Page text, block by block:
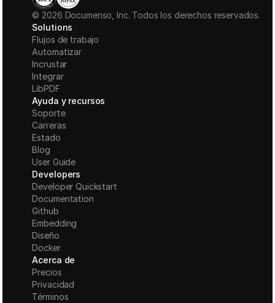
© 2026 Documenso, Inc. Todos los derechos reservados.
Solutions
Flujos de trabajo
Automatizar
Incrustar
Integrar
LibPDF
Ayuda y recursos
Soporte
Carreras
Estado
Blog
User Guide
Developers
Developer Quickstart
Documentation
Github
Embedding
Diseño
Docker
Acerca de
Precios
Privacidad
Términos